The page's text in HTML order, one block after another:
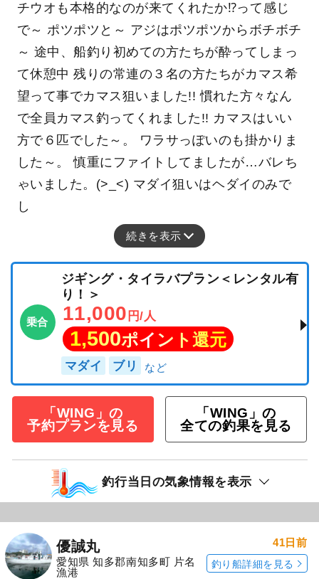
チウオも本格的なのが来てくれたか⁉って感じ
で～ ポツポツと～ アジはポツポツからボチボチ
～ 途中、船釣り初めての方たちが酔ってしまっ
て休憩中 残りの常連の３名の方たちがカマス希
望って事でカマス狙いました!! 慣れた方々なん
で全員カマス釣ってくれました!! カマスはいい
方で６匹でした～。 ワラサっぽいのも掛かりま
した～。 慎重にファイトしてましたが…バレち
ゃいました。(>_<) マダイ狙いはヘダイのみで
し
続きを表示
乗合
ジギング・タイラバプラン＜レンタル有
り！＞
11,000 円/人
1,500ポイント還元
マダイ ブリ
「WING」の
予約プランを見る
「WING」の
全ての釣果を見る
釣行当日の気象情報を表示
優誠丸
愛知県 知多郡南知多町 片名
漁港
41日前
釣り船詳細を見る